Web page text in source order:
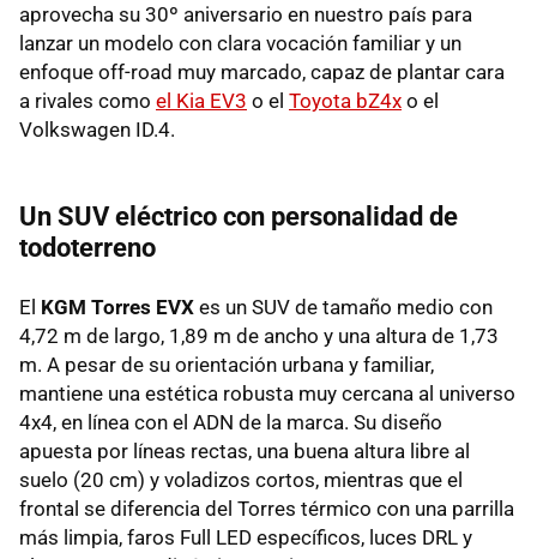
aprovecha su 30º aniversario en nuestro país para
lanzar un modelo con clara vocación familiar y un
enfoque off-road muy marcado, capaz de plantar cara
a rivales como el Kia EV3 o el Toyota bZ4x o el
Volkswagen ID.4.
Un SUV eléctrico con personalidad de
todoterreno
El KGM Torres EVX es un SUV de tamaño medio con
4,72 m de largo, 1,89 m de ancho y una altura de 1,73
m. A pesar de su orientación urbana y familiar,
mantiene una estética robusta muy cercana al universo
4x4, en línea con el ADN de la marca. Su diseño
apuesta por líneas rectas, una buena altura libre al
suelo (20 cm) y voladizos cortos, mientras que el
frontal se diferencia del Torres térmico con una parrilla
más limpia, faros Full LED específicos, luces DRL y